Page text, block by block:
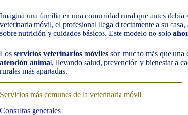
Imagina una familia en una comunidad rural que antes
veterinaria móvil, el profesional llega directamente a su
sobre nutrición y cuidados básicos. Este modelo no solo
Los servicios veterinarios móviles son mucho más que una
atención animal, llevando salud, prevención y bienestar a
rurales más apartadas.
Servicios más comunes de la veterinaria móvil
Consultas generales